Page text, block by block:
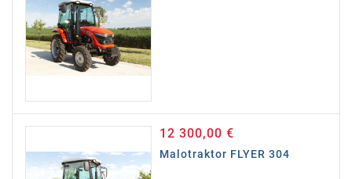
12 300,00 €Cena
Malotraktor FLYER 304